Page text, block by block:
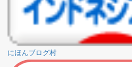
にほんブログ村